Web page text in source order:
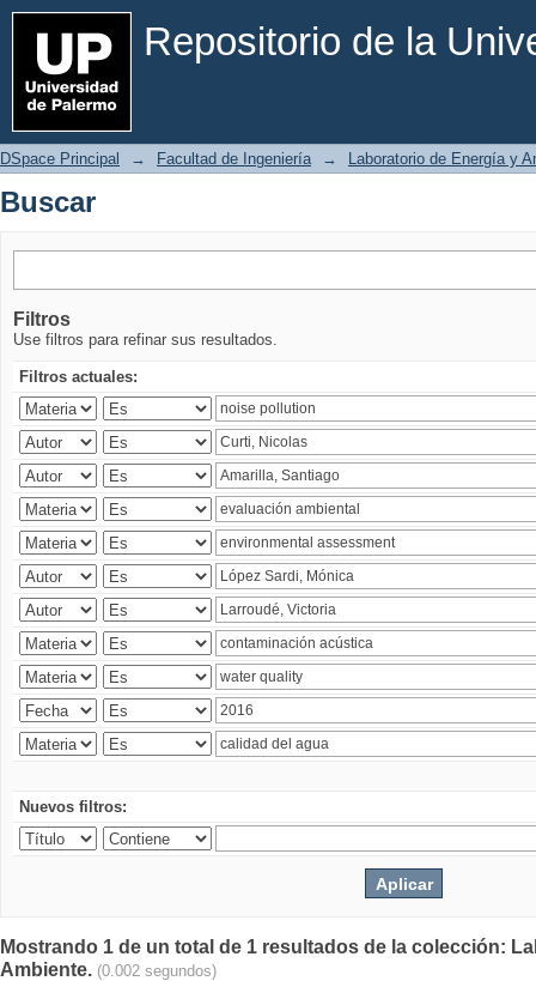
Repositorio de la
Buscar
DSpace Principal → Facultad de Ingeniería → Laboratorio de Energía y
Buscar
Filtros
Use filtros para refinar sus resultados.
Filtros actuales:
Nuevos filtros:
Mostrando 1 de un total de 1 resultados de la colección:
Ambiente. (0.002 segundos)